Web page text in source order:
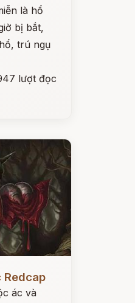
là hổ
bị bắt,
trú ngụ
lượt đọc
Redcap
ác và